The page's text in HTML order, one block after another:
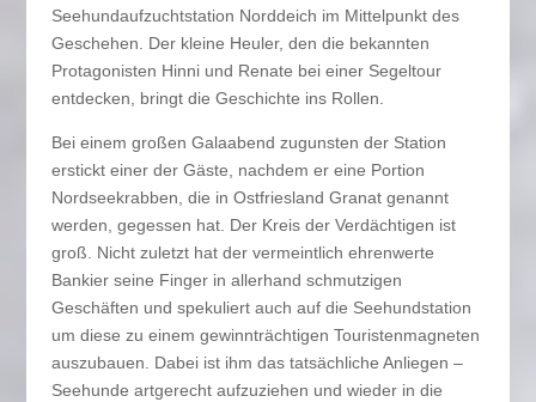
Seehundaufzuchtstation Norddeich im Mittelpunkt des
Geschehen. Der kleine Heuler, den die bekannten
Protagonisten Hinni und Renate bei einer Segeltour
entdecken, bringt die Geschichte ins Rollen.
Bei einem großen Galaabend zugunsten der Station
erstickt einer der Gäste, nachdem er eine Portion
Nordseekrabben, die in Ostfriesland Granat genannt
werden, gegessen hat. Der Kreis der Verdächtigen ist
groß. Nicht zuletzt hat der vermeintlich ehrenwerte
Bankier seine Finger in allerhand schmutzigen
Geschäften und spekuliert auch auf die Seehundstation
um diese zu einem gewinnträchtigen Touristenmagneten
auszubauen. Dabei ist ihm das tatsächliche Anliegen –
Seehunde artgerecht aufzuziehen und wieder in die